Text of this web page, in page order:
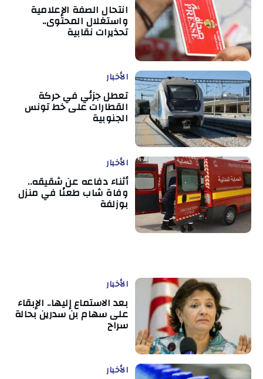
انتحال الصفة الإعلامية
واستغلال المحتوى..
تحذيرات نقابية
الأخبار
تعطل جزئي في حركة
القطارات على خط تونس
الجنوبية
الأخبار
أثناء دفاعه عن شقيقه..
وفاة شاب طعنًا في منزل
بوزلفة
الأخبار
بعد الاستماع إليها.. الإبقاء
على سهام بن سدرين بحالة
سراح
الأخبار